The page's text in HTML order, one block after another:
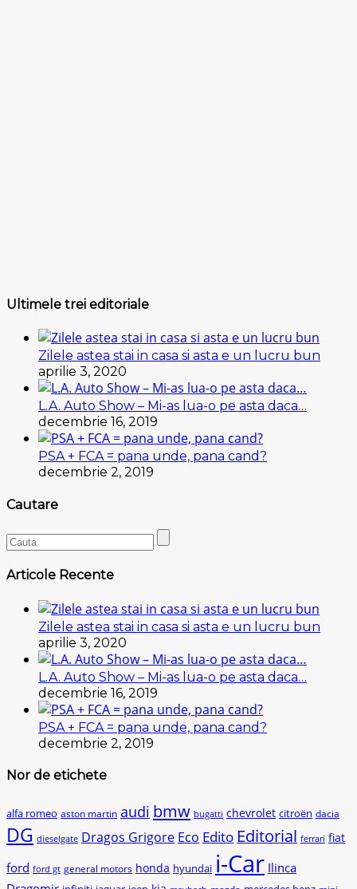
Ultimele trei editoriale
Zilele astea stai in casa si asta e un lucru bun
aprilie 3, 2020
L.A. Auto Show – Mi-as lua-o pe asta daca…
decembrie 16, 2019
PSA + FCA = pana unde, pana cand?
decembrie 2, 2019
Cautare
Articole Recente
Zilele astea stai in casa si asta e un lucru bun
aprilie 3, 2020
L.A. Auto Show – Mi-as lua-o pe asta daca…
decembrie 16, 2019
PSA + FCA = pana unde, pana cand?
decembrie 2, 2019
Nor de etichete
alfa romeo aston martin audi bmw bugatti chevrolet citroën dacia
DG dieselgate Dragos Grigore Eco Edito Editorial ferrari fiat
ford ford gt general motors honda hyundai i-Car Ilinca